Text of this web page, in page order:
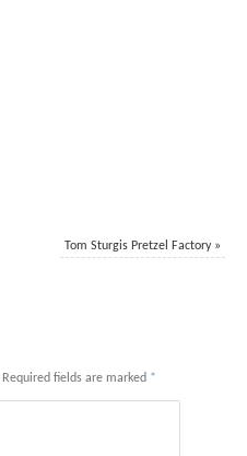
Tom Sturgis Pretzel Factory »
Required fields are marked *